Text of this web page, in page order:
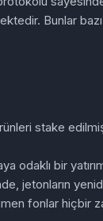
Bunlar
stake
odaklı bir
jetonların
fonlar hiçbir